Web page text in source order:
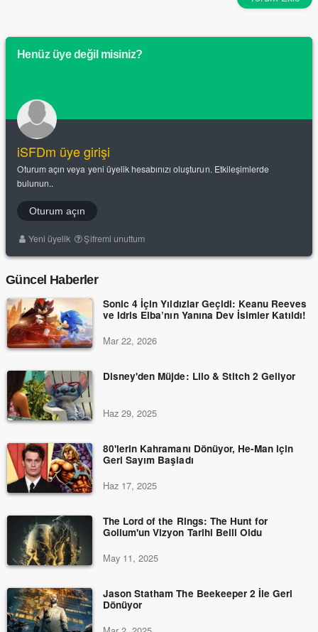
Henüz üye değil misiniz?
iSFDm üye girişi
Oturum açın veya yeni üyelik hesabınızı oluşturun. Etkileşimlerde
bulunun..
Oturum açın
Yeni üyelik Şifremi unuttum
Güncel Haberler
Sonic 4 İçin Yıldızlar Geçidi: Keanu Reeves
ve Idris Elba’nın Yanına Dev İsimler Katıldı!
Mar 22, 2026
Disney'den Müjde: Lilo & Stitch 2 Geliyor
Haz 29, 2025
80'lerin Kahramanı Dönüyor, He-Man için
Geri Sayım Başladı
Haz 17, 2025
The Lord of the Rings: The Hunt for
Gollum'un Vizyon Tarihi Belli Oldu
May 11, 2025
Jason Statham The Beekeeper 2 İle Geri
Dönüyor